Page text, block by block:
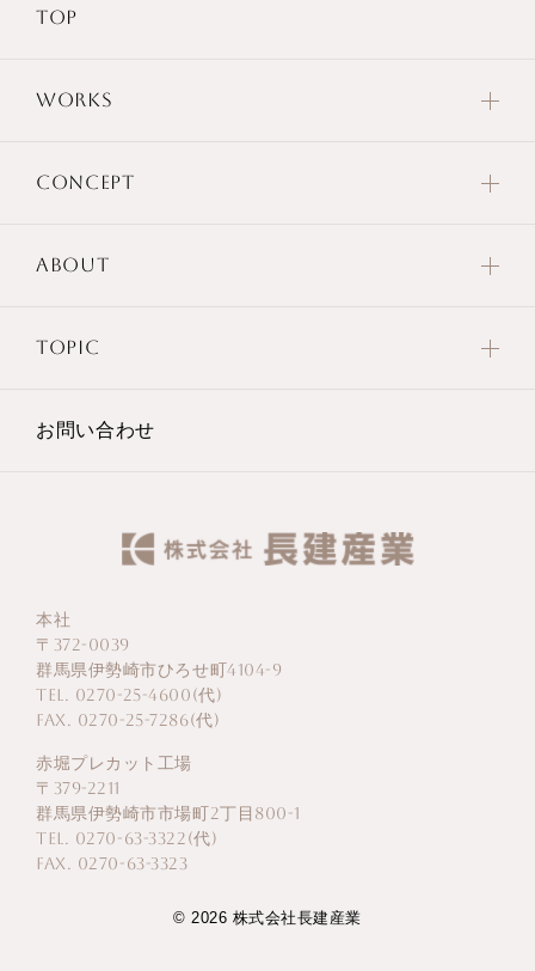
TOP
WORKS
CONCEPT
ABOUT
TOPIC
お問い合わせ
本社
〒372-0039
群馬県伊勢崎市ひろせ町4104-9
TEL. 0270-25-4600(代)
FAX. 0270-25-7286(代)
赤堀プレカット工場
〒379-2211
群馬県伊勢崎市市場町2丁目800-1
TEL. 0270-63-3322(代)
FAX. 0270-63-3323
© 2026 株式会社長建産業